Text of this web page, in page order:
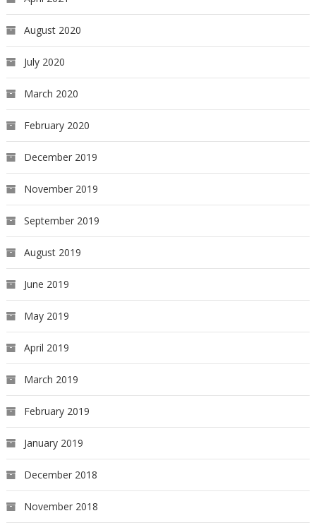
August 2020
July 2020
March 2020
February 2020
December 2019
November 2019
September 2019
August 2019
June 2019
May 2019
April 2019
March 2019
February 2019
January 2019
December 2018
November 2018